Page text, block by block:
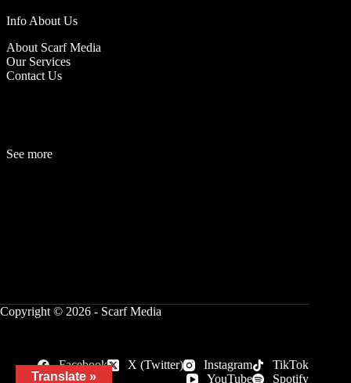
Info About Us
About Scarf Media
Our Services
Contact Us
See more
Copyright © 2026 - Scarf Media
Facebook X (Twitter) Instagram
TikTok
YouTube
Spotify
Translate »